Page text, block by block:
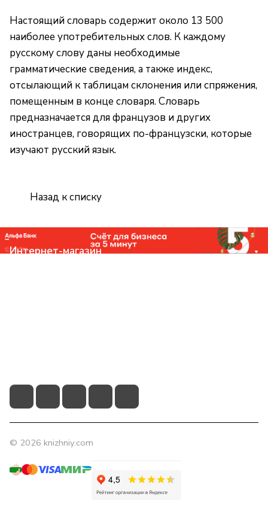
Настоящий словарь содержит около 13 500
наиболее употребительных слов. К каждому
русскому слову даны необходимые
грамматические сведения, а также индекс,
отсылающий к таблицам склонения или спряжения,
помещенным в конце словаря. Словарь
предназначается для французов и других
иностранцев, говорящих по-французски, которые
изучают русский язык.
Назад к списку
Интернет-магазин
© 2026 knizhniy.com